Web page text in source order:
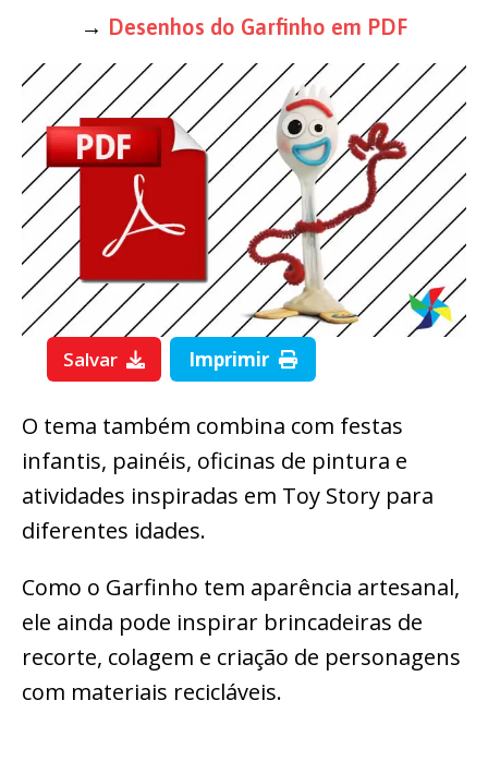
→ Desenhos do Garfinho em PDF
Salvar Imprimir
O tema também combina com festas
infantis, painéis, oficinas de pintura e
atividades inspiradas em Toy Story para
diferentes idades.
Como o Garfinho tem aparência artesanal,
ele ainda pode inspirar brincadeiras de
recorte, colagem e criação de personagens
com materiais recicláveis.